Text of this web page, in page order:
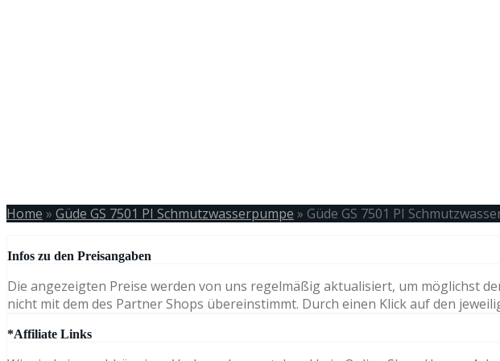
Home » Güde GS 7501 PI Schmutzwasserpumpe » Güde GS 7501 PI
Infos zu den Preisangaben
Die angezeigten Preise werden von uns regelmäßig aktualisiert, um möglichst
nicht mit dem des Partner Shops übereinstimmt. Durch einen Klick auf den
*Affiliate Links